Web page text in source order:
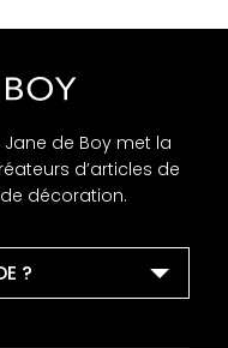
de Boy met la
d’articles de
décoration.
?